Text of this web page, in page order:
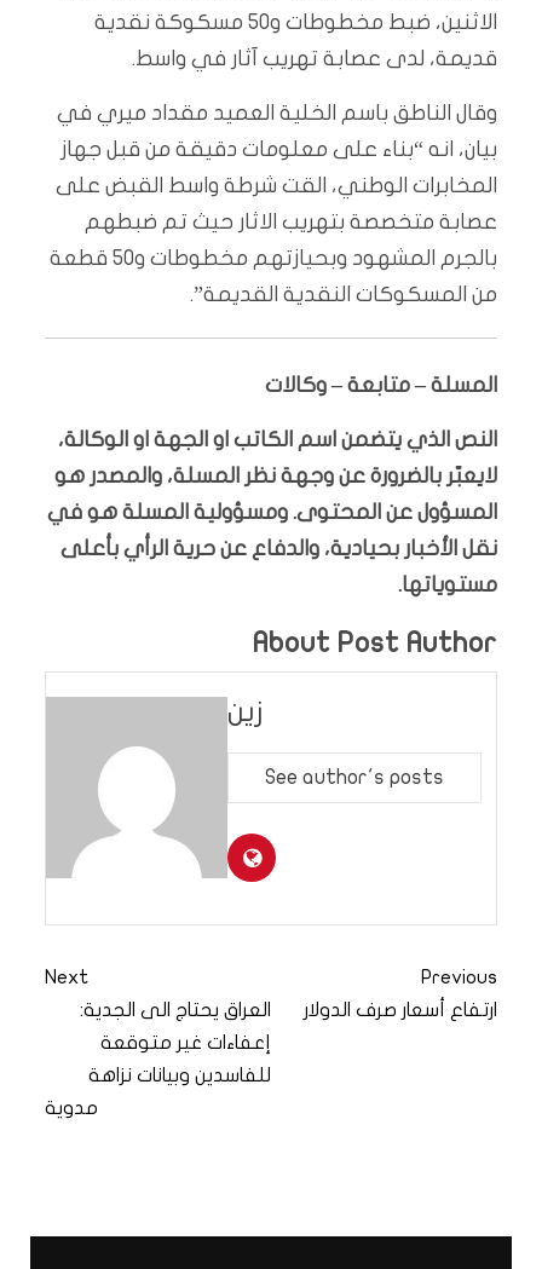
الاثنين، ضبط مخطوطات و50 مسكوكة نقدية
قديمة، لدى عصابة تهريب آثار في واسط.
وقال الناطق باسم الخلية العميد مقداد ميري في
بيان، انه “بناء على معلومات دقيقة من قبل جهاز
المخابرات الوطني، القت شرطة واسط القبض على
عصابة متخصصة بتهريب الاثار حيث تم ضبطهم
بالجرم المشهود وبحيازتهم مخطوطات و50 قطعة
من المسكوكات النقدية القديمة”.
المسلة – متابعة – وكالات
النص الذي يتضمن اسم الكاتب او الجهة او الوكالة،
لايعبّر بالضرورة عن وجهة نظر المسلة، والمصدر هو
المسؤول عن المحتوى. ومسؤولية المسلة هو في
نقل الأخبار بحيادية، والدفاع عن حرية الرأي بأعلى
مستوياتها.
About Post Author
زين
See author's posts
Previous
ارتفاع أسعار صرف الدولار
Next
العراق يحتاج الى الجدية:
إعفاءات غير متوقعة
للفاسدين وبيانات نزاهة
مدوية